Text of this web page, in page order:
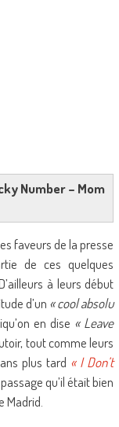
Number – Mom
faveurs de la presse
de ces quelques
à leurs début
d’un « cool absolu
en dise « Leave
tout comme leurs
plus tard « I Don’t
qu’il était bien
Madrid.